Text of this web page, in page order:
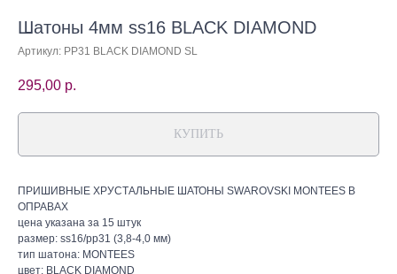
Шатоны 4мм ss16 BLACK DIAMOND
Артикул: PP31 BLACK DIAMOND SL
295,00 р.
КУПИТЬ
ПРИШИВНЫЕ ХРУСТАЛЬНЫЕ ШАТОНЫ SWAROVSKI MONTEES В
ОПРАВАХ
цена указана за 15 штук
размер: ss16/pp31 (3,8-4,0 мм)
тип шатона: MONTEES
цвет: BLACK DIAMOND